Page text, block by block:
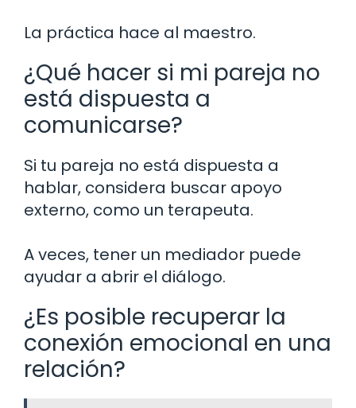
La práctica hace al maestro.
¿Qué hacer si mi pareja no
está dispuesta a
comunicarse?
Si tu pareja no está dispuesta a
hablar, considera buscar apoyo
externo, como un terapeuta.
A veces, tener un mediador puede
ayudar a abrir el diálogo.
¿Es posible recuperar la
conexión emocional en una
relación?